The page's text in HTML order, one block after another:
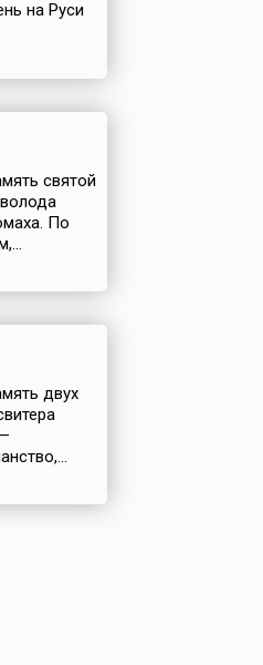
на Руси
святой
По
двух